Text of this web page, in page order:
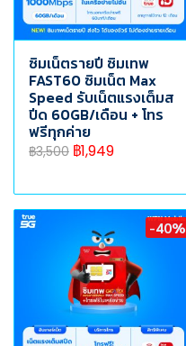
ซิมเน็ตรายปี ซิมเทพ
FAST60 ซิมเน็ต Max
Speed รับเน็ตแรงเต็มส
ปีด 60GB/เดือน + โทร
ฟรีทุกค่าย
฿3,500 ฿1,949
-40%